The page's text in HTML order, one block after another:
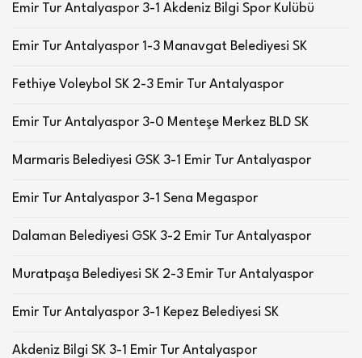
Emir Tur Antalyaspor 3-1 Akdeniz Bilgi Spor Kulübü
Emir Tur Antalyaspor 1-3 Manavgat Belediyesi SK
Fethiye Voleybol SK 2-3 Emir Tur Antalyaspor
Emir Tur Antalyaspor 3-0 Menteşe Merkez BLD SK
Marmaris Belediyesi GSK 3-1 Emir Tur Antalyaspor
Emir Tur Antalyaspor 3-1 Sena Megaspor
Dalaman Belediyesi GSK 3-2 Emir Tur Antalyaspor
Muratpaşa Belediyesi SK 2-3 Emir Tur Antalyaspor
Emir Tur Antalyaspor 3-1 Kepez Belediyesi SK
Akdeniz Bilgi SK 3-1 Emir Tur Antalyaspor